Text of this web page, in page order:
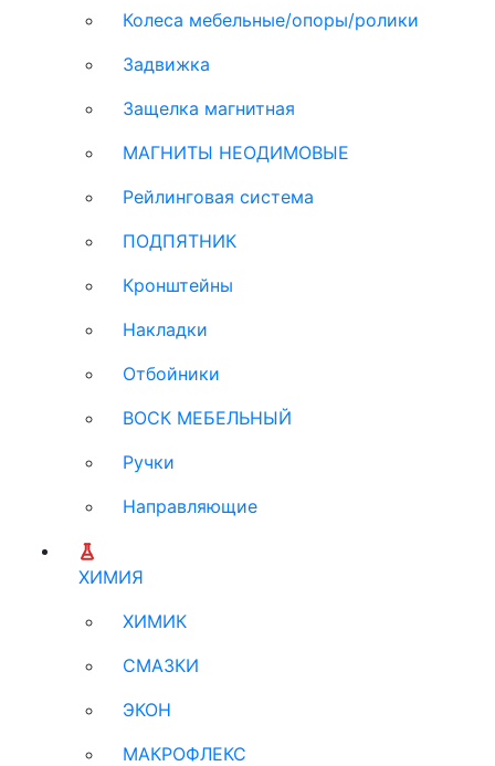
Колеса мебельные/опоры/ролики
Задвижка
Защелка магнитная
МАГНИТЫ НЕОДИМОВЫЕ
Рейлинговая система
ПОДПЯТНИК
Кронштейны
Накладки
Отбойники
ВОСК МЕБЕЛЬНЫЙ
Ручки
Направляющие
ХИМИЯ
ХИМИК
СМАЗКИ
ЭКОН
МАКРОФЛЕКС